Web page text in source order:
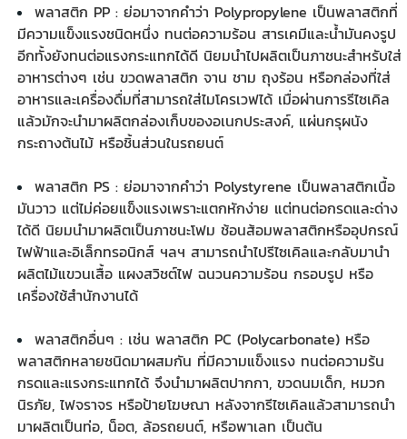
พลาสติก PP : ย่อมาจากคำว่า Polypropylene เป็นพลาสติกที่
มีความแข็งแรงชนิดหนึ่ง ทนต่อความร้อน สารเคมีและน้ำมันคงรูป
อีกทั้งยังทนต่อแรงกระแทกได้ดี นิยมนำไปผลิตเป็นภาชนะสำหรับใส่
อาหารต่างๆ เช่นขวดพลาสติก จาน ชาม ถุงร้อน หรือกล่องที่ใส่
อาหารและเครื่องดื่มที่สามารถใส่ไมโครเวฟได้ เมื่อผ่านการรีไซเคิล
แล้วมักจะนำมาผลิตกล่องเก็บของอเนกประสงค์, แผ่นกรุผนัง
กระถางต้นไม้ หรือชิ้นส่วนในรถยนต์
พลาสติก PS : ย่อมาจากคำว่า Polystyrene เป็นพลาสติกเนื้อ
มันวาว แต่ไม่ค่อยแข็งแรงเพราะแตกหักง่าย แต่ทนต่อกรดและด่าง
ได้ดี นิยมนำมาผลิตเป็นภาชนะโฟม ช้อนส้อมพลาสติกหรืออุปกรณ์
ไฟฟ้าและอิเล็กทรอนิกส์ ฯลฯ สามารถนำไปรีไซเคิลและกลับมานำ
ผลิตไม้แขวนเสื้อ แผงสวิชต์ไฟ ฉนวนความร้อน กรอบรูป หรือ
เครื่องใช้สำนักงานได้
พลาสติกอื่นๆ : เช่น พลาสติก PC (Polycarbonate) หรือ
พลาสติกหลายชนิดมาผสมกัน ที่มีความแข็งแรง ทนต่อความร้น
กรดและแรงกระแทกได้ จึงนำมาผลิตปากกา, ขวดนมเด็ก, หมวก
นิรภัย, ไฟจราจร หรือป้ายโฆษณา หลังจากรีไซเคิลแล้วสามารถนำ
มาผลิตเป็นท่อ, น็อต, ล้อรถยนต์, หรือพาเลท เป็นต้น